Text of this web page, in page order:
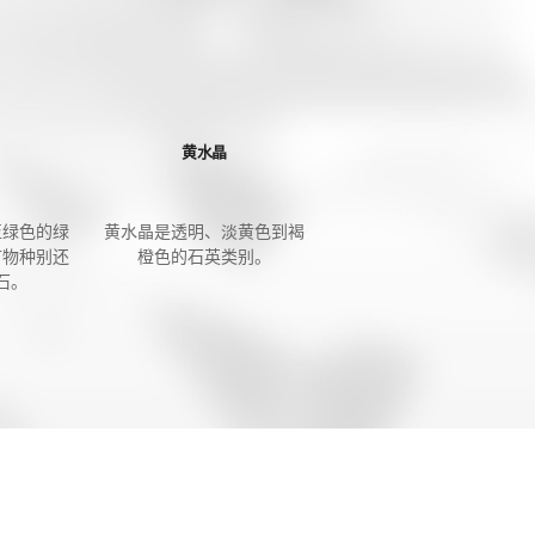
色的绿
种别还
黄水晶
黄水晶是透明、淡黄色到褐
橙色的石英类别。